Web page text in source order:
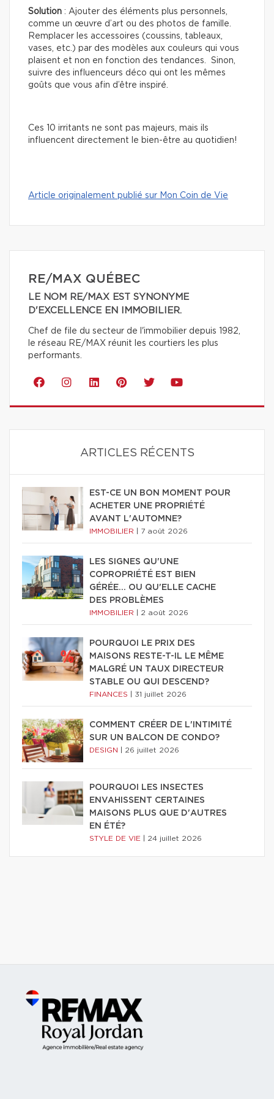
Solution : Ajouter des éléments plus personnels,
comme un œuvre d’art ou des photos de famille.
Remplacer les accessoires (coussins, tableaux,
vases, etc.) par des modèles aux couleurs qui vous
plaisent et non en fonction des tendances. Sinon,
suivre des influenceurs déco qui ont les mêmes
goûts que vous afin d’être inspiré.
Ces 10 irritants ne sont pas majeurs, mais ils
influencent directement le bien-être au quotidien!
Article originalement publié sur Mon Coin de Vie
RE/MAX QUÉBEC
LE NOM RE/MAX EST SYNONYME
D'EXCELLENCE EN IMMOBILIER.
Chef de file du secteur de l'immobilier depuis 1982,
le réseau RE/MAX réunit les courtiers les plus
performants.
ARTICLES RÉCENTS
EST-CE UN BON MOMENT POUR
ACHETER UNE PROPRIÉTÉ
AVANT L'AUTOMNE?
IMMOBILIER 7 août 2026
LES SIGNES QU'UNE
COPROPRIÉTÉ EST BIEN
GÉRÉE… OU QU'ELLE CACHE
DES PROBLÈMES
IMMOBILIER 2 août 2026
POURQUOI LE PRIX DES
MAISONS RESTE-T-IL LE MÊME
MALGRÉ UN TAUX DIRECTEUR
STABLE OU QUI DESCEND?
FINANCES 31 juillet 2026
COMMENT CRÉER DE L'INTIMITÉ
SUR UN BALCON DE CONDO?
DESIGN 26 juillet 2026
POURQUOI LES INSECTES
ENVAHISSENT CERTAINES
MAISONS PLUS QUE D'AUTRES
EN ÉTÉ?
STYLE DE VIE 24 juillet 2026